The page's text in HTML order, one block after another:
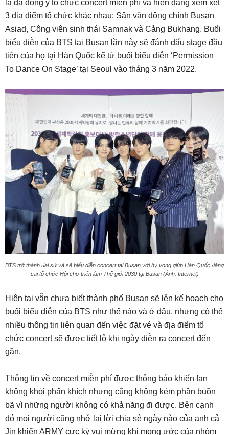
là đã đồng ý tổ chức concert miễn phí và hiện đang xem xét
3 địa điểm tổ chức khác nhau: Sân vận động chính Busan
Asiad, Công viên sinh thái Samnak và Cảng Bukhang. Buổi
biểu diễn của BTS tại Busan lần này sẽ đánh dấu stage đầu
tiên của họ tại Hàn Quốc kể từ buổi biểu diễn ‘Permission
To Dance On Stage’ tại Seoul vào tháng 3 năm 2022.
BTS trở thành đại sứ và sẽ biểu diễn concert tại Busan với hy vọng giúp Hàn Quốc đăng
cai tổ chức Hội chợ triển lãm Thế giới 2030 tại Busan (Ảnh: Internet)
Hiện tại vẫn chưa biết thành phố Busan sẽ lên kế hoạch cho
buổi biểu diễn của BTS như thế nào và ở đâu, nhưng có thể
nhiều thông tin liên quan đến việc đặt vé và địa điểm tổ
chức concert sẽ được tiết lộ khi ngày diễn ra concert đến
gần.
Thông tin về concert miễn phí được thông báo khiến fan
không khỏi phấn khích nhưng cũng không kém phần buồn
bã vì những người không có khả năng đi được. Bên cạnh
đó mọi người cũng nhớ lại lời chia sẻ ngày nào của anh cả
Jin khiến ARMY cực kỳ vui mừng khi mong ước của nhóm